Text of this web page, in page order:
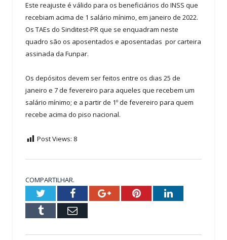
Este reajuste é válido para os beneficiários do INSS que
recebiam acima de 1 salário mínimo, em janeiro de 2022.
Os TAEs do Sinditest-PR que se enquadram neste
quadro são os aposentados e aposentadas por carteira
assinada da Funpar.
Os depósitos devem ser feitos entre os dias 25 de
janeiro e 7 de fevereiro para aqueles que recebem um
salário mínimo; e a partir de 1º de fevereiro para quem
recebe acima do piso nacional.
Post Views: 8
COMPARTILHAR.
TwitterFacebookGoogle+PinterestLinkedIn
Tumblr Email